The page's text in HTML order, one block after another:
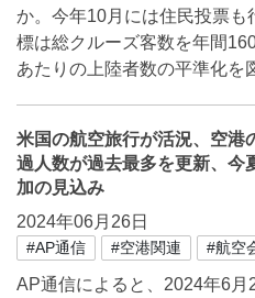
か。今年10月には住民投票も
標は総クルーズ客数を年間
あたりの上陸者数の平準化を
米国の航空旅行が活況、空港
過人数が過去最多を更新、今
加の見込み
2024年06月26日
#AP通信 #空港関連 #航空
AP通信によると、2024年6月